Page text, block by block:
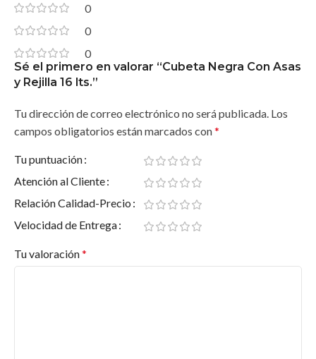
0
0
0
Sé el primero en valorar “Cubeta Negra Con Asas
y Rejilla 16 lts.”
Tu dirección de correo electrónico no será publicada. Los
campos obligatorios están marcados con*
Tu puntuación
Atención al Cliente
Relación Calidad-Precio
Velocidad de Entrega
Tu valoración*